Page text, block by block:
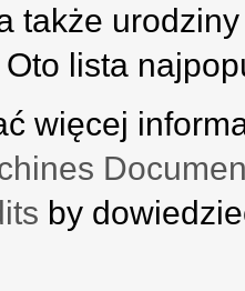
także
Oto lista
więcej
by